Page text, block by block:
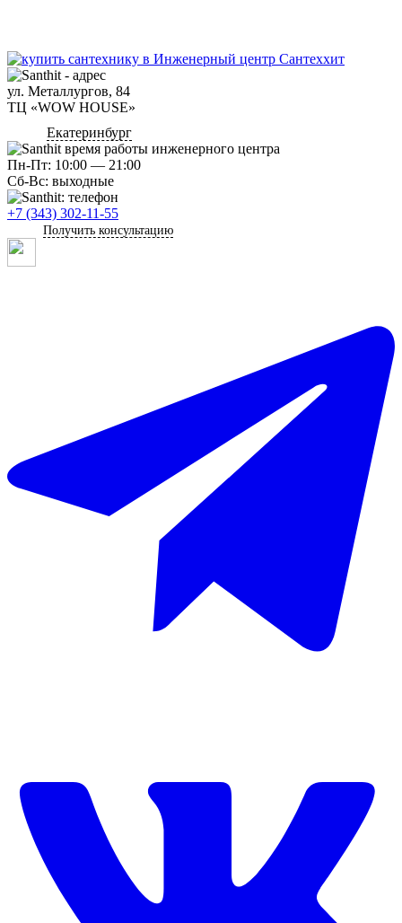
ул. Металлургов, 84
ТЦ «WOW HOUSE»
Екатеринбург
Пн-Пт: 10:00 — 21:00
Сб-Вс: выходные
+7 (343) 302-11-55
Получить консультацию